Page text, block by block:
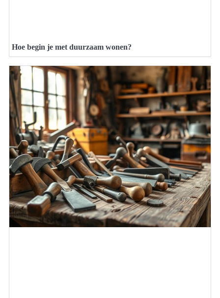
Hoe begin je met duurzaam wonen?